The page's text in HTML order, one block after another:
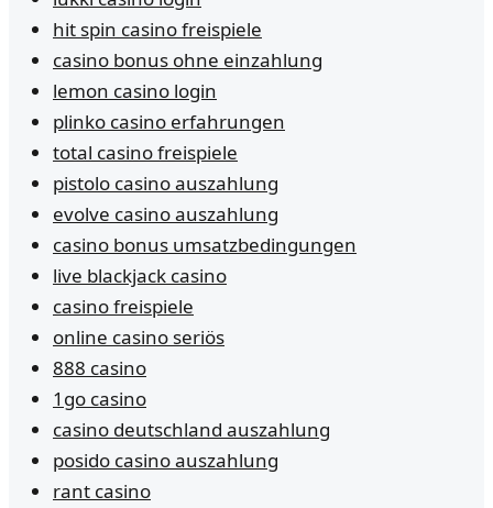
hit spin casino freispiele
casino bonus ohne einzahlung
lemon casino login
plinko casino erfahrungen
total casino freispiele
pistolo casino auszahlung
evolve casino auszahlung
casino bonus umsatzbedingungen
live blackjack casino
casino freispiele
online casino seriös
888 casino
1go casino
casino deutschland auszahlung
posido casino auszahlung
rant casino